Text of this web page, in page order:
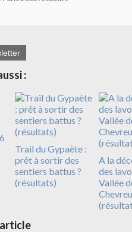
:
Trail du Gypaète :
prêt à sortir des
sentiers battus ?
(résultats)
A la
des
Vallée